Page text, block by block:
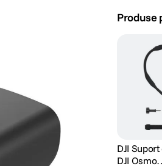
Produse
DJI
DJI Osmo